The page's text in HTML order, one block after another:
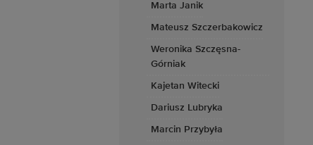
Marta Janik
Mateusz Szczerbakowicz
Weronika Szczęsna-
Górniak
Kajetan Witecki
Dariusz Lubryka
Marcin Przybyła